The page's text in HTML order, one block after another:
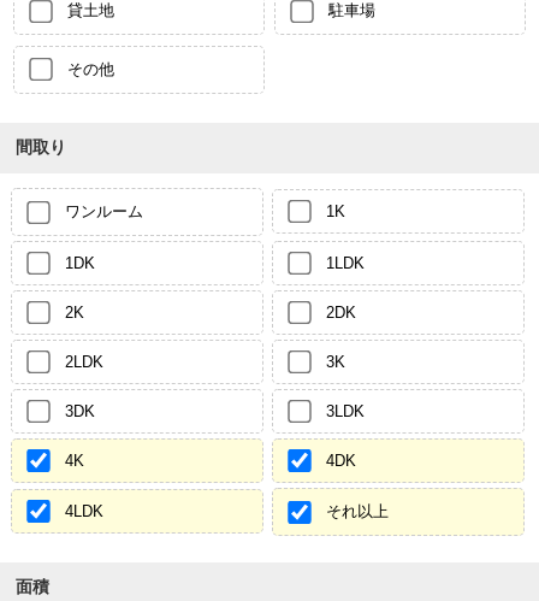
貸土地 駐車場
その他
間取り
ワンルーム 1K
1DK 1LDK
2K 2DK
2LDK 3K
3DK 3LDK
4K 4DK
4LDK それ以上
面積